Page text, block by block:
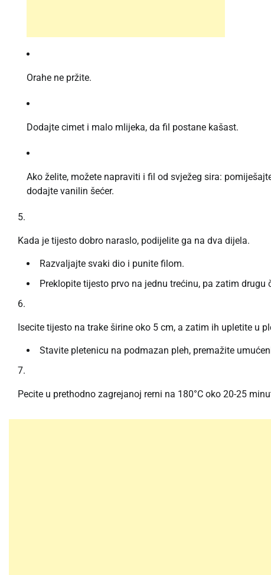
Orahe ne pržite.
Dodajte cimet i malo mlijeka, da fil postane kašast.
Ako želite, možete napraviti i fil od svježeg sira:
dodajte vanilin šećer.
Kada je tijesto dobro naraslo, podijelite ga na dva dijela.
Razvaljajte svaki dio i punite filom.
Preklopite tijesto prvo na jednu trećinu, pa zatim drugu
Isecite tijesto na trake širine oko 5 cm, a zatim ih upletite u
Stavite pletenicu na podmazan pleh, premažite
Pecite u prethodno zagrejanoj rerni na 180°C oko 20-25